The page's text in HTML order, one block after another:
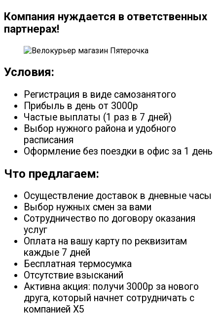
Компания нуждается в ответственных
партнерах!
Условия:
Регистрация в виде самозанятого
Прибыль в день от 3000р
Частые выплаты (1 раз в 7 дней)
Выбор нужного района и удобного
расписания
Оформление без поездки в офис за 1 день
Что предлагаем:
Осуществление доставок в дневные часы
Выбор нужных смен за вами
Сотрудничество по договору оказания
услуг
Оплата на вашу карту по реквизитам
каждые 7 дней
Бесплатная термосумка
Отсутствие взысканий
Активна акция: получи 3000р за нового
друга, который начнет сотрудничать с
компанией X5